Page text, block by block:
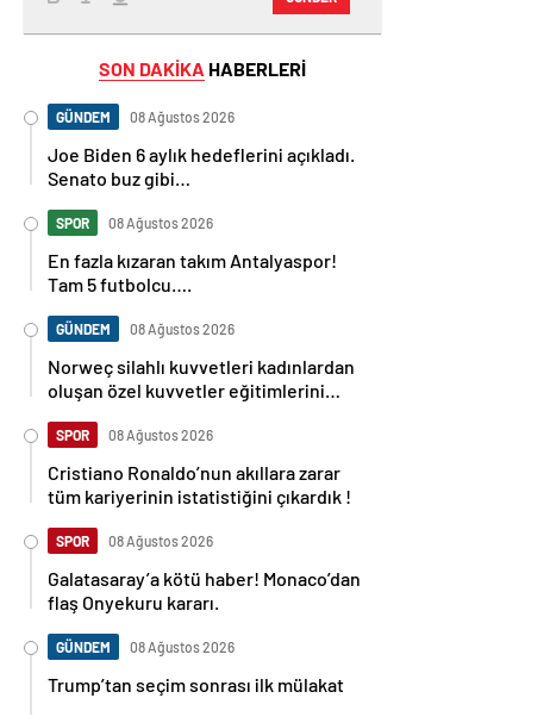
SON DAKİKA HABERLERİ
GÜNDEM 08 Ağustos 2026
Joe Biden 6 aylık hedeflerini açıkladı.
Senato buz gibi…
SPOR 08 Ağustos 2026
En fazla kızaran takım Antalyaspor!
Tam 5 futbolcu….
GÜNDEM 08 Ağustos 2026
Norweç silahlı kuvvetleri kadınlardan
oluşan özel kuvvetler eğitimlerini
SPOR 08 Ağustos 2026
Cristiano Ronaldo’nun akıllara zarar
tüm kariyerinin istatistiğini çıkardık !
SPOR 08 Ağustos 2026
Galatasaray’a kötü haber! Monaco’dan
flaş Onyekuru kararı.
GÜNDEM 08 Ağustos 2026
Trump’tan seçim sonrası ilk mülakat